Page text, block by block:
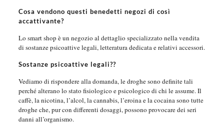
Cosa vendono questi benedetti negozi di così
accattivante?
Lo smart shop è un negozio al dettaglio specializzato nella vendita
di sostanze psicoattive legali, letteratura dedicata e relativi accessori.
Sostanze psicoattive legali??
Vediamo di rispondere alla domanda, le droghe sono definite tali
perché alterano lo stato fisiologico e psicologico di chi le assume. Il
caffè, la nicotina, l’alcol, la cannabis, l’eroina e la cocaina sono tutte
droghe che, pur con differenti dosaggi, possono provocare dei seri
danni all’organismo.